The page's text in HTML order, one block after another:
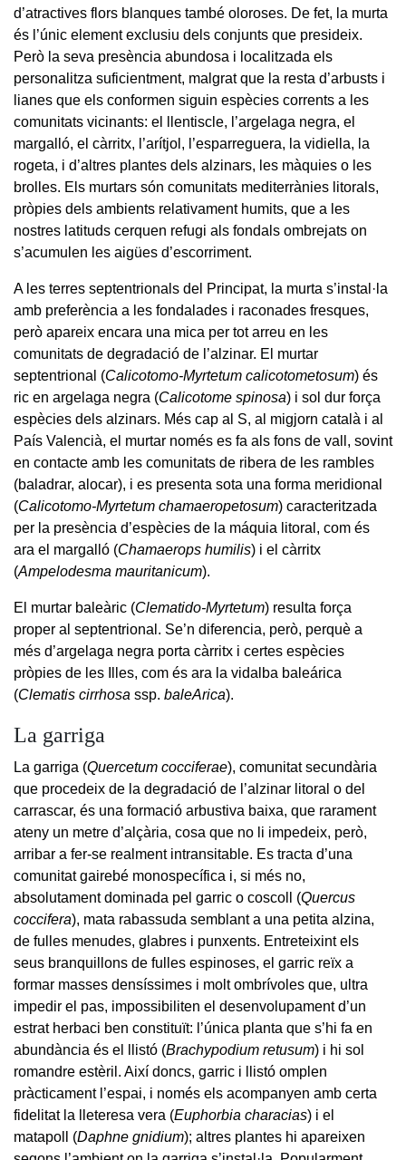
d’atractives flors blanques també oloroses. De fet, la murta
és l’únic element exclusiu dels conjunts que presideix.
Però la seva presència abundosa i localitzada els
personalitza suficientment, malgrat que la resta d’arbusts i
lianes que els conformen siguin espècies corrents a les
comunitats vicinants: el llentiscle, l’argelaga negra, el
margalló, el càrritx, l’arítjol, l’esparreguera, la vidiella, la
rogeta, i d’altres plantes dels alzinars, les màquies o les
brolles. Els murtars són comunitats mediterrànies litorals,
pròpies dels ambients relativament humits, que a les
nostres latituds cerquen refugi als fondals ombrejats on
s’acumulen les aigües d’escorriment.
A les terres septentrionals del Principat, la murta s’instal·la
amb preferència a les fondalades i raconades fresques,
però apareix encara una mica per tot arreu en les
comunitats de degradació de l’alzinar. El murtar
septentrional (Calicotomo-Myrtetum calicotometosum) és
ric en argelaga negra (Calicotome spinosa) i sol dur força
espècies dels alzinars. Més cap al S, al migjorn català i al
País Valencià, el murtar només es fa als fons de vall, sovint
en contacte amb les comunitats de ribera de les rambles
(baladrar, alocar), i es presenta sota una forma meridional
(Calicotomo-Myrtetum chamaeropetosum) caracteritzada
per la presència d’espècies de la máquia litoral, com és
ara el margalló (Chamaerops humilis) i el càrritx
(Ampelodesma mauritanicum).
El murtar baleàric (Clematido-Myrtetum) resulta força
proper al septentrional. Se’n diferencia, però, perquè a
més d’argelaga negra porta càrritx i certes espècies
pròpies de les Illes, com és ara la vidalba baleárica
(Clematis cirrhosa ssp. baleArica).
La garriga
La garriga (Quercetum cocciferae), comunitat secundària
que procedeix de la degradació de l’alzinar litoral o del
carrascar, és una formació arbustiva baixa, que rarament
ateny un metre d’alçària, cosa que no li impedeix, però,
arribar a fer-se realment intransitable. Es tracta d’una
comunitat gairebé monospecífica i, si més no,
absolutament dominada pel garric o coscoll (Quercus
coccifera), mata rabassuda semblant a una petita alzina,
de fulles menudes, glabres i punxents. Entreteixint els
seus branquillons de fulles espinoses, el garric reïx a
formar masses densíssimes i molt ombrívoles que, ultra
impedir el pas, impossibiliten el desenvolupament d’un
estrat herbaci ben constituït: l’única planta que s’hi fa en
abundància és el llistó (Brachypodium retusum) i hi sol
romandre estèril. Així doncs, garric i llistó omplen
pràcticament l’espai, i només els acompanyen amb certa
fidelitat la lleteresa vera (Euphorbia characias) i el
matapoll (Daphne gnidium); altres plantes hi apareixen